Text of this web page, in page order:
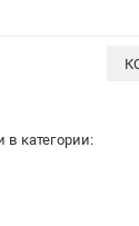
категории: